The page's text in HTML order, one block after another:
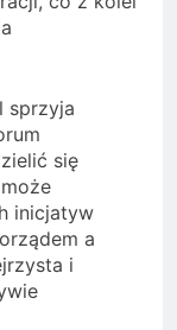
sprzyja
się
inicjatyw
a
i